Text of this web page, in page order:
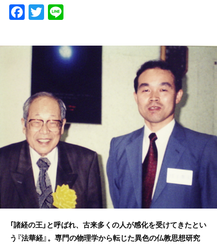
F
a
c
e
b
o
o
k
T
w
itt
er
e
「諸経の王」と呼ばれ、古来多くの人が感化を受けてきたとい
う『法華経』。専門の物理学から転じた異色の仏教思想研究